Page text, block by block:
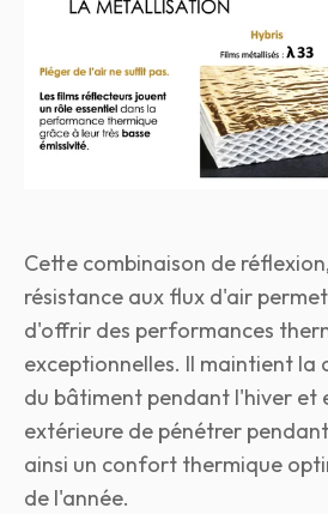
Cette combinaison de
résistance aux flux d'air
d'offrir des performances
exceptionnelles. Il maintient la
du bâtiment pendant l'hiver et
extérieure de pénétrer
ainsi un confort thermique
de l'année.